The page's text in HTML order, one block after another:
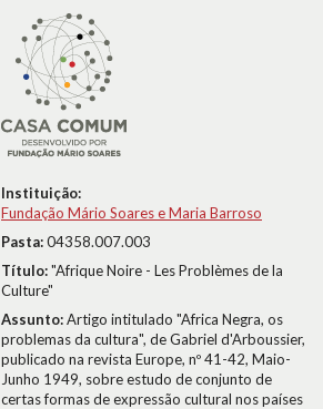
Instituição:
Fundação Mário Soares e Maria Barroso
Pasta:04358.007.003
Título:"Afrique Noire - Les Problèmes de la
Culture"
Assunto:Artigo intitulado "Africa Negra, os
problemas da cultura", de Gabriel d'Arboussier,
publicado na revista Europe, nº 41-42, Maio-
Junho 1949, sobre estudo de conjunto de
certas formas de expressão cultural nos países